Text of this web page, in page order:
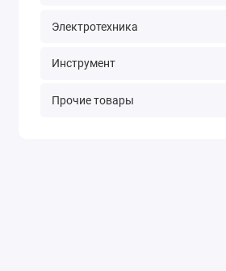
Электротехника
Инструмент
Прочие товары